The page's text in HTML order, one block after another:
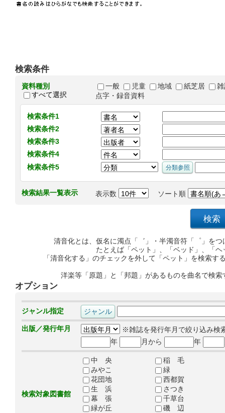
検索条件
資料種別
すべて選択
一般 児童 地域 紙芝居
点字・録音資料
検索条件1
検索条件2
検索条件3
検索条件4
検索条件5
検索結果一覧表示 表示数 ソート順
清音化とは、仮名に濁点「゛」・半濁音符「゜」を
たとえば「ペット」、「ベッド」、「
「清音化する」のチェックを外して「ペット」を検索
洋楽等「原題」と「邦題」があるものを曲名で検
オプション
ジャンル指定
出版／発行年月
※雑誌を発行年月で絞り込み検
年
月から 年
検索対象図書館
中 央
稲 毛
みやこ
緑
花団地
西都賀
生 浜
さつき
幕 張
千草台
緑が丘
磯 辺